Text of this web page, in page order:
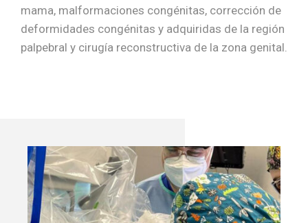
mama, malformaciones congénitas, corrección de
deformidades congénitas y adquiridas de la región
palpebral y cirugía reconstructiva de la zona genital.